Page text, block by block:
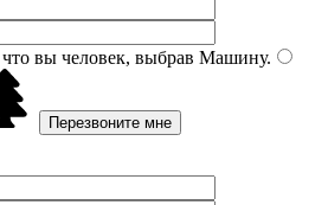
вы человек, выбрав Машину.